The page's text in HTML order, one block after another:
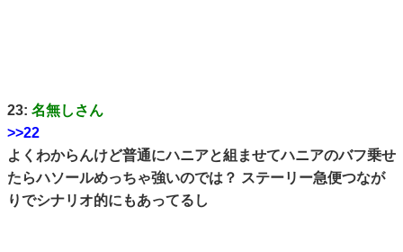
23: 名無しさん
>>22
よくわからんけど普通にハニアと組ませてハニアのバフ乗せ
たらハソールめっちゃ強いのでは？ ステーリー急便つなが
りでシナリオ的にもあってるし